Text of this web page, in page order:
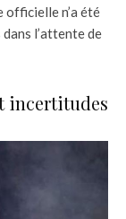
officielle n’a été
l’attente de
incertitudes